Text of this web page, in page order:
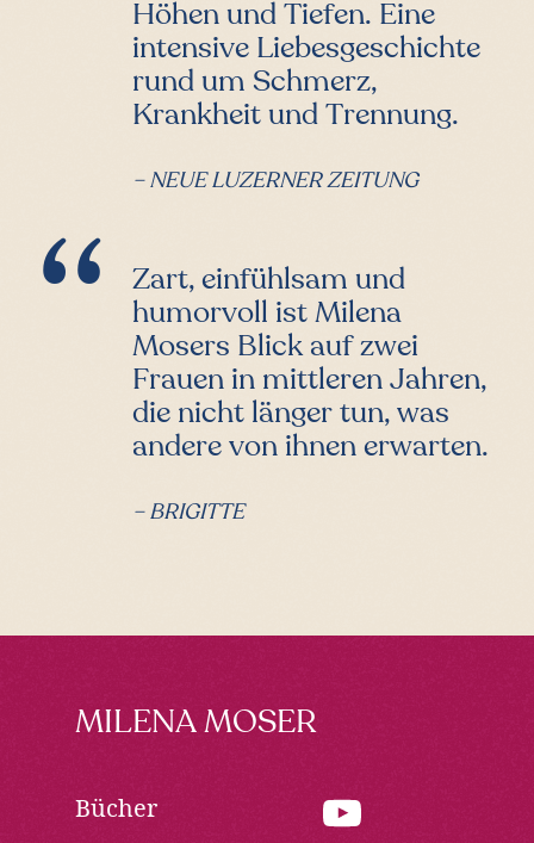
Höhen und Tiefen. Eine
intensive Liebesgeschichte
rund um Schmerz,
Krankheit und Trennung.
– NEUE LUZERNER ZEITUNG
Zart, einfühlsam und
humorvoll ist Milena
Mosers Blick auf zwei
Frauen in mittleren Jahren,
die nicht länger tun, was
andere von ihnen erwarten.
– BRIGITTE
FooterMILENA MOSER
Bücher